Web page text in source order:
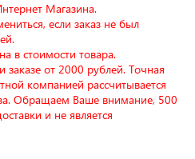
Магазина.
если заказ не был
в стоимости товара.
от 2000 рублей. Точная
компанией рассчитывается
Обращаем Ваше внимание, 500
и не является